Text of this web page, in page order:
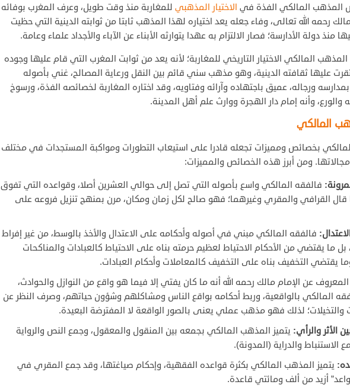
المالكي الفذة في الاختيار المذهبي للمغاربة منذ وقت طويل، وعرف المغرب بوفائه
رحمه الله تعالى، وفاء جعله يعد اختياره لهذا المذهب ثابتا من ثوابته الدينية التي حظيت
منذ دولة الأدارسة؛ فصار الالتزام به عهدا يتوارثه الأبناء عن الآباء والأجداد علماء وعامة.
المذهب المالكي الاختيار التاريخي للمغاربة؛ لأنه يعد من ثوابت المغرب التي قام عليها وجوده
عليها ثقافته الدينية، وهو مذهب سني قائم بين النقل ورعاية المصالح، غني بأصوله
ورجاله، عميق باجتهاده وآرائه وفتاويه، وقد اختاره المغاربة لخصائصه الفذة، ورسوخ
وأنه إمام دار الهجرة ووارث علم أهل المدينة.
المالكي
بخصائص ومميزات تجعله قادرا على استيعاب التطورات ومواكبة المستجدات في مختلف
ومن أبرز هذه الخصائص والمميزات:
فالفقه المالكي واسع بأصوله التي تصل إلى حوالي العشرين أصلا، وقواعده التي تفوق
قال القرافي والمقري وغيرهما؛ فهو صالح لكل زمان ومكان، مرن بمنهج تنزيل فروعه على
فالفقه المالكي مبني في أصوله وأحكامه على الاعتدال والأخذ بالوسط، من غير إفراط
بل ما يقتضي من الأحكام الاحتياط لعظيم حرمته بناه على الاحتياط كالعبادات والمناكحات
يقتضي التخفيف بناه على التخفيف كالمعاملات وأحكام العبادات.
المعروف عن الإمام مالك رحمه الله أنه ما كان يفتي إلا فيما هو واقع من النوازل والحوادث،
المالكي بالواقعية، وربط أحكامه بواقع الناس ومشاكلهم وشؤون حياتهم، وصرف النظر عن
والتخيلات؛ لذلك فهو مذهب عملي يعنى بالصور الواقعة لا المفترضة البعيدة.
الأثر والرأي: يتميز المذهب المالكي بجمعه بين المنقول والمعقول، وجمع النص والرواية
الاستنباط والدراية (المدونة).
يتميز المذهب المالكي بكثرة قواعده الفقهية، وإحكام صياغتها، وقد جمع المقري في
أزيد من ألف ومائتي قاعدة.